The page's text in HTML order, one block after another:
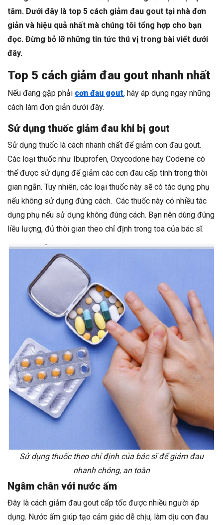
tâm. Dưới đây là top 5 cách giảm đau gout tại nhà đơn
giản và hiệu quả nhất mà chúng tôi tổng hợp cho bạn
đọc. Đừng bỏ lỡ những tin tức thú vị trong bài viết dưới
đây.
Top 5 cách giảm đau gout nhanh nhất
Nếu đang gặp phải cơn đau gout, hãy áp dụng ngay những
cách làm đơn giản dưới đây.
Sử dụng thuốc giảm đau khi bị gout
Sử dụng thuốc là cách nhanh chất đểgiảm cơn đau gout.
Các loại thuốc như Ibuprofen, Oxycodone hay Codeine có
thể được sử dụng để giảm các cơn đau cấp tính trong thời
gian ngắn. Tuy nhiên, các loại thuốc này sẽ có tác dụng phụ
nếu không sử dụng đúng cách. Các thuốc này có nhiều tác
dụng phụ nếu sử dụng không đúng cách. Bạn nên dùng đúng
liều lượng, đủ thời gian theo chỉ định trong toa của bác sĩ.
Sử dụng thuốc theo chỉ định của bác sĩ để giảm đau
nhanh chóng, an toàn
Ngâm chân với nước ấm
Đây là cách giảm đau gout cấp tốc được nhiều người áp
dụng. Nước ấm giúp tạo cảm giác dễ chịu, làm dịu cơn đau